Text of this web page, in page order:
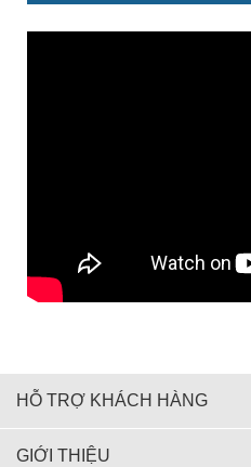
HỖ TRỢ KHÁCH HÀNG
GIỚI THIỆU